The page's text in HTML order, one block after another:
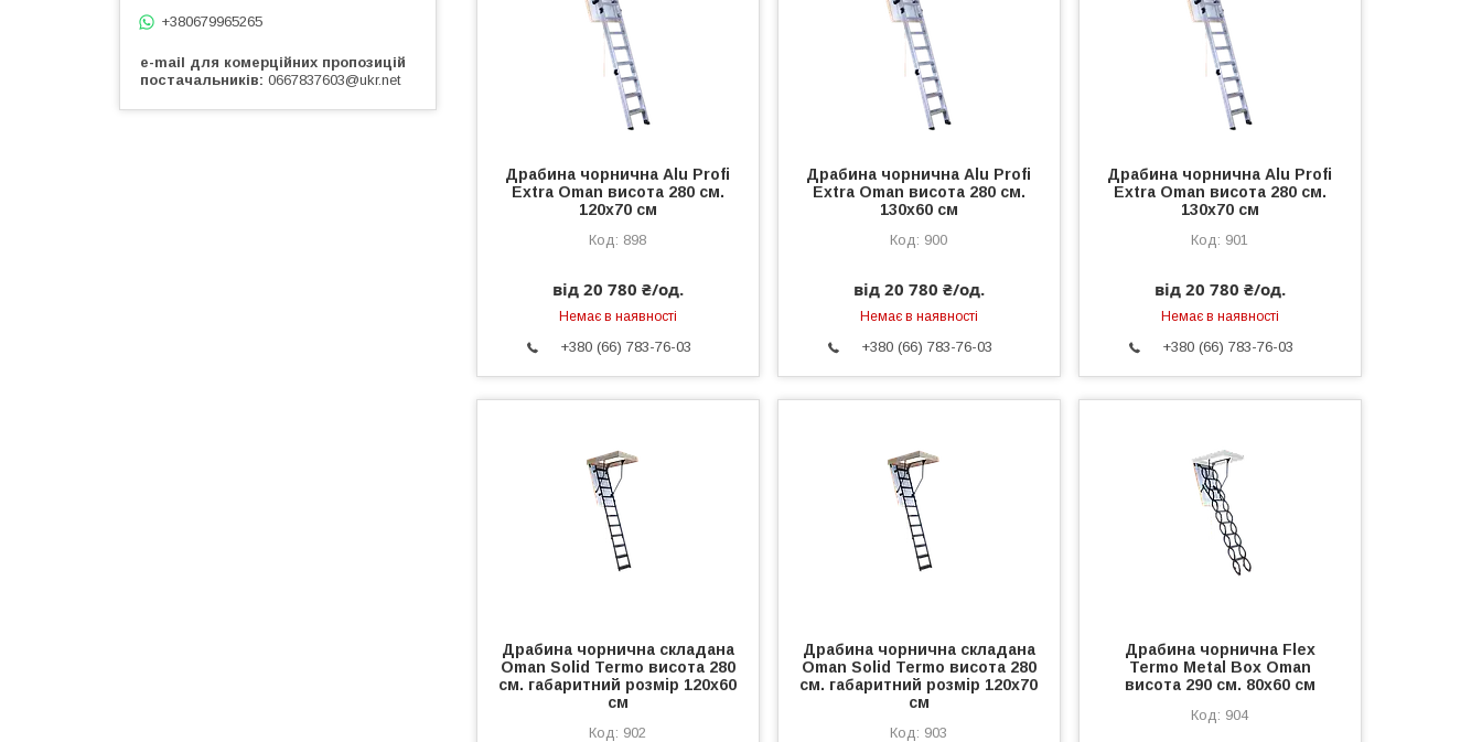
Драбина чорнична Alu Profi
Extra Oman висота 280 см.
120х70 см
898
від 20 780 ₴/од.
Немає в наявності
+380 (66) 783-76-03
Драбина чорнична Alu Profi
Extra Oman висота 280 см.
130х60 см
900
від 20 780 ₴/од.
Немає в наявності
+380 (66) 783-76-03
Драбина чорнична Alu Profi
Extra Oman висота 280 см.
130х70 см
901
від 20 780 ₴/од.
Немає в наявності
+380 (66) 783-76-03
Драбина чорнична складана
Oman Solid Termo висота 280
см. габаритний розмір 120х60
см
902
Драбина чорнична складана
Oman Solid Termo висота 280
см. габаритний розмір 120х70
см
903
Драбина чорнична Flex
Termo Metal Box Oman
висота 290 см. 80х60 см
904
+380679965265
e-mail для комерційних пропозицій
постачальників 0667837603@ukr.net